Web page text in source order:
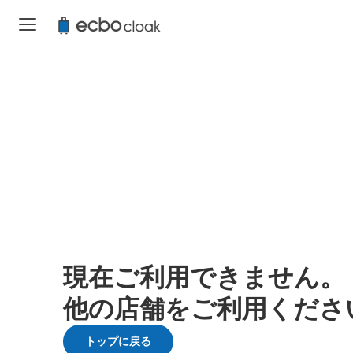
現在ご利用できません。
他の店舗をご利用くださ
トップに戻る